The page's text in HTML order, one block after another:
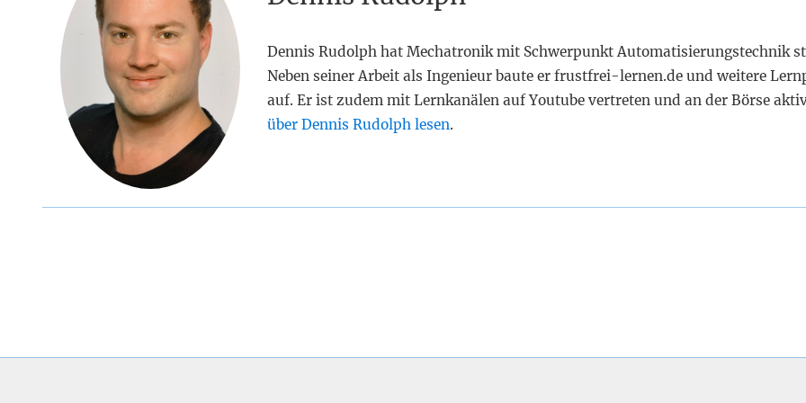
Dennis Rudolph hat Mechatronik mit Schwerpunkt Automatisierungstechnik
Neben seiner Arbeit als Ingenieur baute er frustfrei-lernen.de und weitere
auf. Er ist zudem mit Lernkanälen auf Youtube vertreten und an der Börse
über Dennis Rudolph lesen.